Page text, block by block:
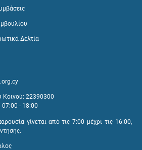
Δελτία
Κοινού: 22390300
- 18:00
γίνεται από τις 7:00 μέχρι τις 16:00,